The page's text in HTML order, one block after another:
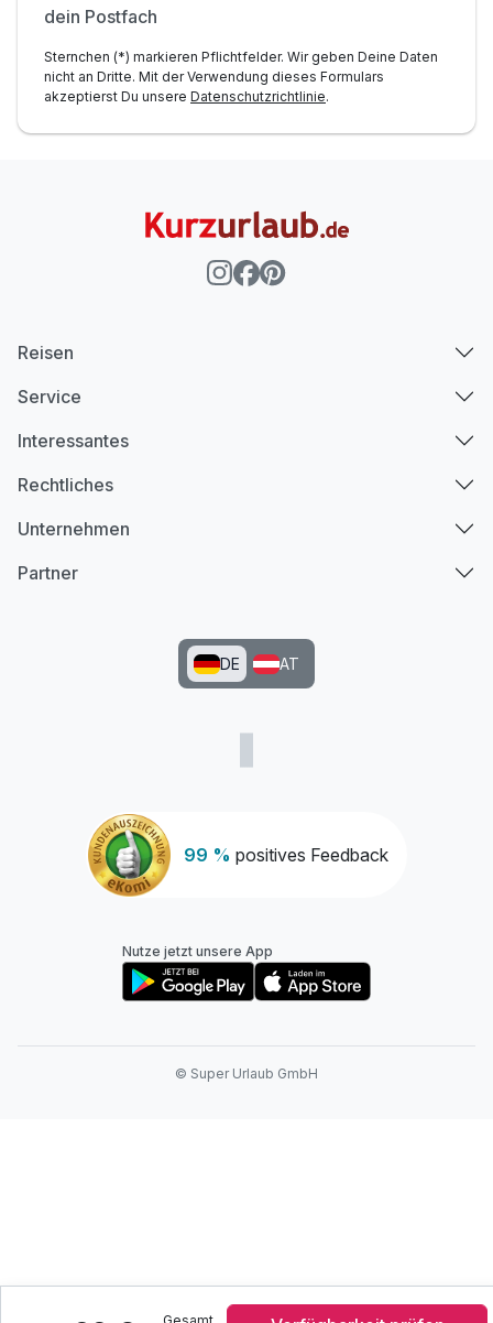
dein Postfach
Sternchen (*) markieren Pflichtfelder. Wir geben Deine Daten
nicht an Dritte. Mit der Verwendung dieses Formulars
akzeptierst Du unsere Datenschutzrichtlinie.
99 % positives Feedback
Reisen
Service
Interessantes
Rechtliches
Unternehmen
Partner
DE AT
Nutze jetzt unsere App
© Super Urlaub GmbH